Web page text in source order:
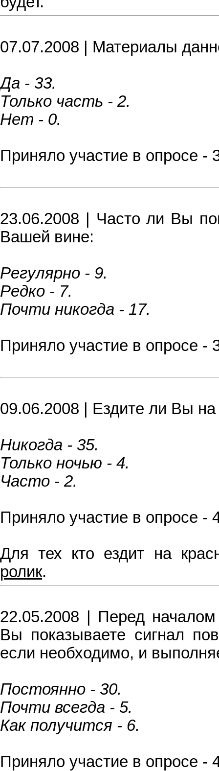
07.07.2008 | Материалы
Да - 33.
Только часть - 2.
Нет - 0.
Приняло участие в опросе -
23.06.2008 | Часто ли Вы
Вашей вине:
Регулярно - 9.
Редко - 7.
Почти никогда - 17.
Приняло участие в опросе -
09.06.2008 | Ездите ли Вы на
Никогда - 35.
Только ночью - 4.
Часто - 2.
Приняло участие в опросе -
Для тех кто ездит на
ролик.
22.05.2008 | Перед
Вы показываете сигнал
если необходимо, и
Постоянно - 30.
Почти всегда - 5.
Как получится - 6.
Приняло участие в опросе -